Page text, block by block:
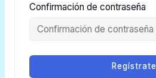
Confirmación de contraseña
Regístrate